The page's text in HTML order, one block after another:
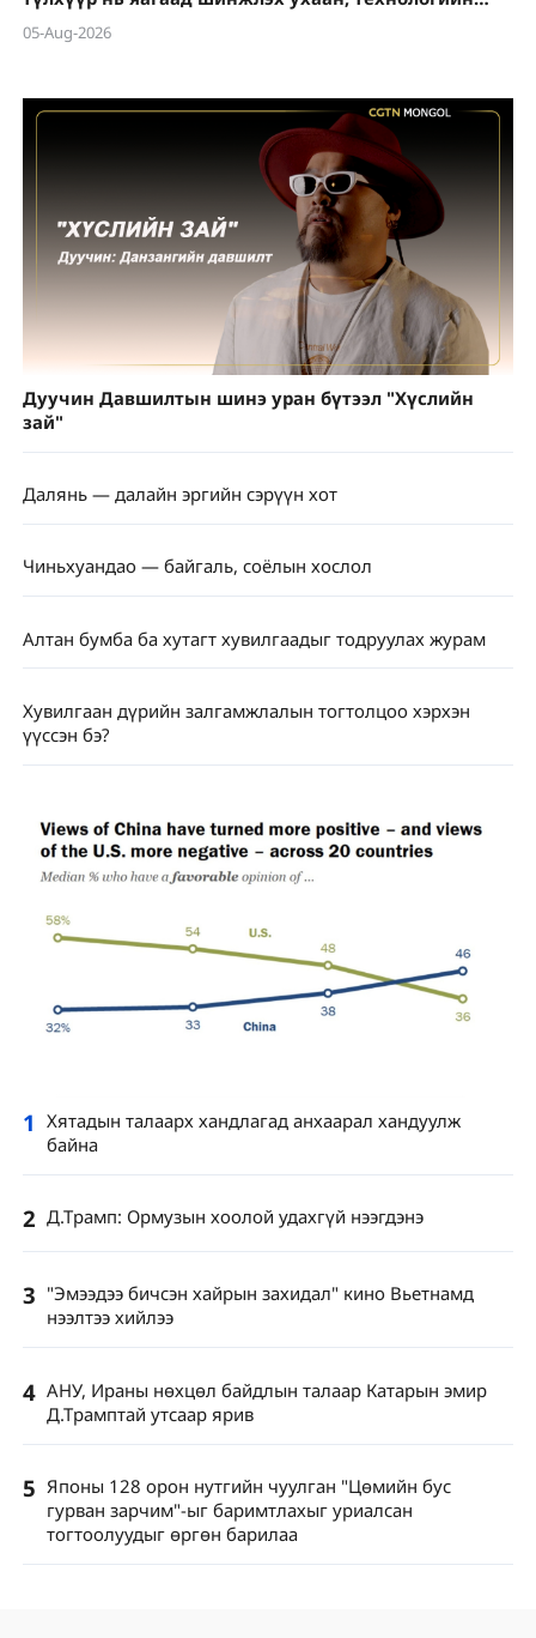
шинэчлэл вэ?
05-Aug-2026
Дуучин Давшилтын шинэ уран бүтээл "Хүслийн
зай"
Далянь — далайн эргийн сэрүүн хот
Чиньхуандао — байгаль, соёлын хослол
Алтан бумба ба хутагт хувилгаадыг тодруулах журам
Хувилгаан дүрийн залгамжлалын тогтолцоо хэрхэн
үүссэн бэ?
1 Хятадын талаарх хандлагад анхаарал хандуулж
байна
2 Д.Трамп: Ормузын хоолой удахгүй нээгдэнэ
3 "Эмээдээ бичсэн хайрын захидал" кино Вьетнамд
нээлтээ хийлээ
4 АНУ, Ираны нөхцөл байдлын талаар Катарын эмир
Д.Трамптай утсаар ярив
5 Японы 128 орон нутгийн чуулган "Цөмийн бус
гурван зарчим"-ыг баримтлахыг уриалсан
тогтоолуудыг өргөн барилаа